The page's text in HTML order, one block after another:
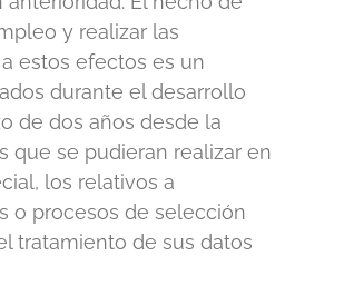
y realizar las
estos efectos es un
durante el desarrollo
de dos años desde la
que se pudieran realizar en
los relativos a
o procesos de selección
tratamiento de sus datos